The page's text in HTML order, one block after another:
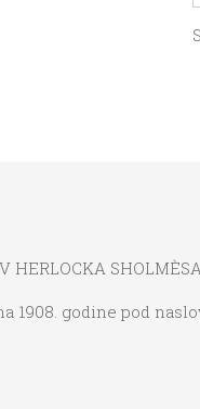
HERLOCKA
1908. godine pod